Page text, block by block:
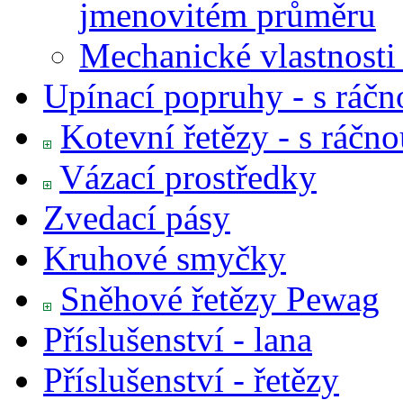
jmenovitém průměru
Mechanické
Upínací popruhy - s
Kotevní řetězy - s
Vázací prostředky
Zvedací pásy
Kruhové smyčky
Sněhové řetězy Pewag
Příslušenství - lana
Příslušenství - řetězy